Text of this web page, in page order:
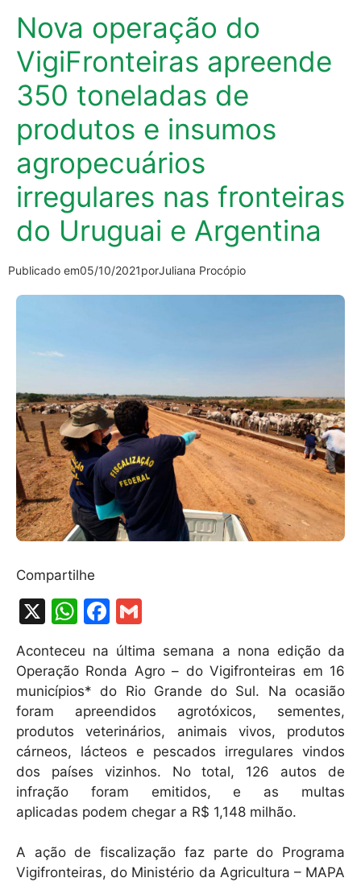
Nova operação do
VigiFronteiras apreende
350 toneladas de
produtos e insumos
agropecuários
irregulares nas fronteiras
do Uruguai e Argentina
Publicado em05/10/2021porJuliana Procópio
Compartilhe
X
W
at
s
A
p
p
F
a
c
e
b
o
o
k
ai
l
Aconteceu na última semana a nona edição da
Operação Ronda Agro – do Vigifronteiras em 16
municípios* do Rio Grande do Sul. Na ocasião
foram apreendidos agrotóxicos, sementes,
produtos veterinários, animais vivos, produtos
cárneos, lácteos e pescados irregulares vindos
dos países vizinhos. No total, 126 autos de
infração foram emitidos, e as multas
aplicadas podem chegar a R$ 1,148 milhão.
A ação de fiscalização faz parte do Programa
Vigifronteiras, do Ministério da Agricultura – MAPA